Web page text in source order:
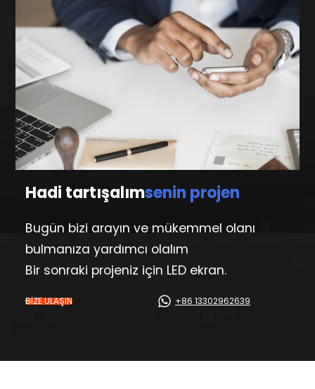
Hadi tartışalımsenin projen
Bugün bizi arayın ve mükemmel olanı
bulmanıza yardımcı olalım
Bir sonraki projeniz için LED ekran.
BİZE ULAŞIN +86 13302962639